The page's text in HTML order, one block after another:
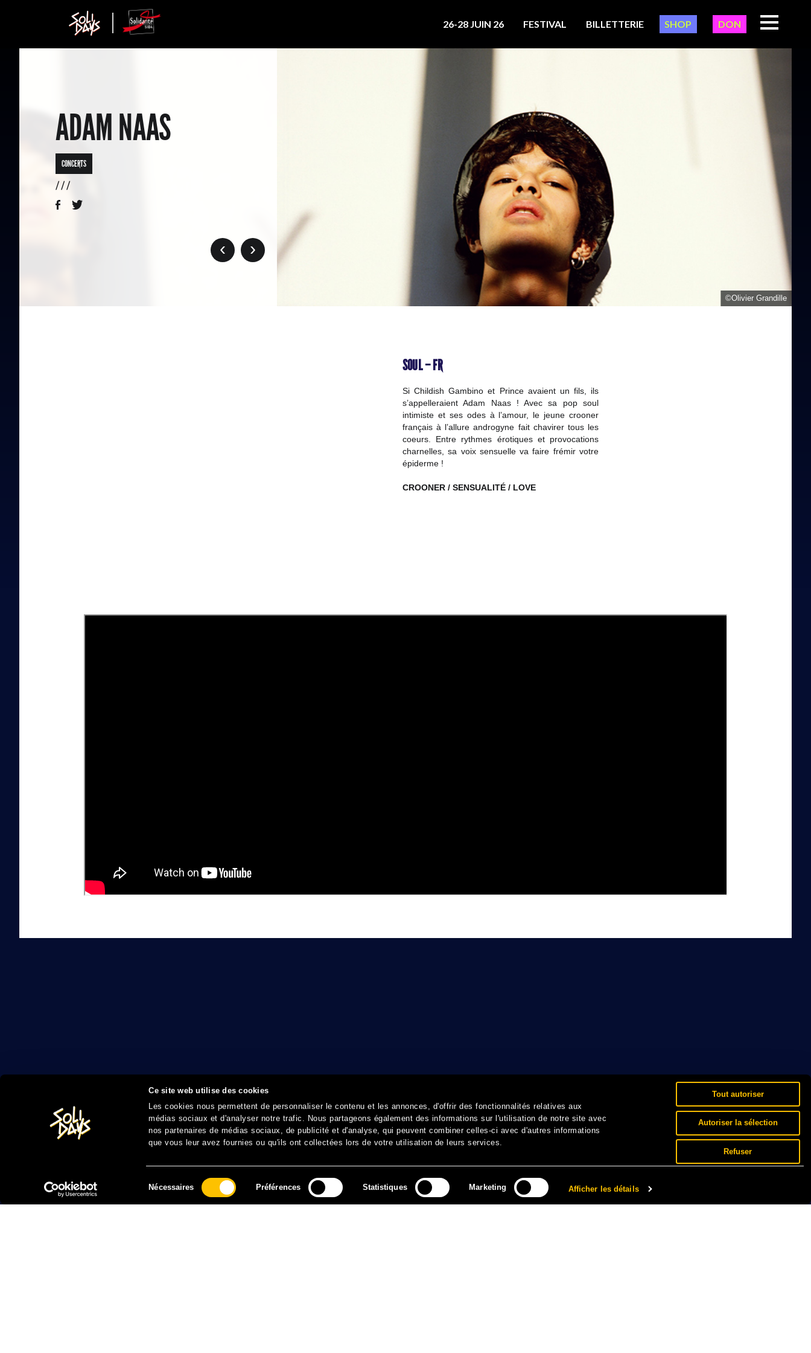
Ce site web utilise des cookies
Les cookies nous permettent de personnaliser le contenu et les annonces, d'offrir des fonctionnalités relatives aux
médias sociaux et d'analyser notre trafic. Nous partageons également des informations sur l'utilisation de notre site avec
nos partenaires de médias sociaux, de publicité et d'analyse, qui peuvent combiner celles-ci avec d'autres informations
que vous leur avez fournies ou qu'ils ont collectées lors de votre utilisation de leurs services.
Nécessaires Préférences Statistiques Marketing Afficher les détails
Tout autoriser
Autoriser la sélection
Refuser
26-28 JUIN 26 FESTIVAL BILLETTERIE SHOP DON
ADAM NAAS
CONCERTS
/ / /
› ›
©Olivier Grandille
SOUL – FR
Si Childish Gambino et Prince avaient un fils, ils
s’appelleraient Adam Naas ! Avec sa pop soul
intimiste et ses odes à l’amour, le jeune crooner
français à l’allure androgyne fait chavirer tous les
coeurs. Entre rythmes érotiques et provocations
charnelles, sa voix sensuelle va faire frémir votre
épiderme !
CROONER / SENSUALITÉ / LOVE